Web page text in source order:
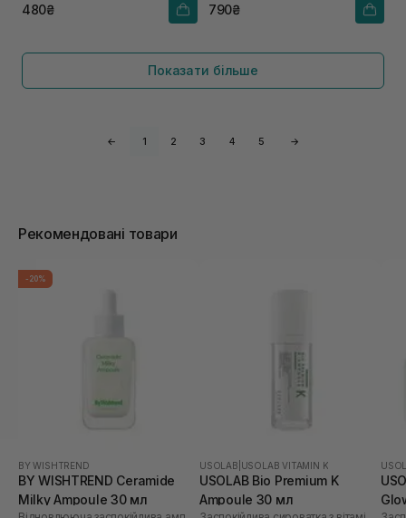
480₴ 790₴
Показати більше
← 1 2 3 4 5 →
Рекомендовані товари
-20%
BY WISHTREND
BY WISHTREND Ceramide
Milky Ampoule 30 мл
USOLAB USOLAB VITAMIN K
USOLAB Bio Premium K
Ampoule 30 мл